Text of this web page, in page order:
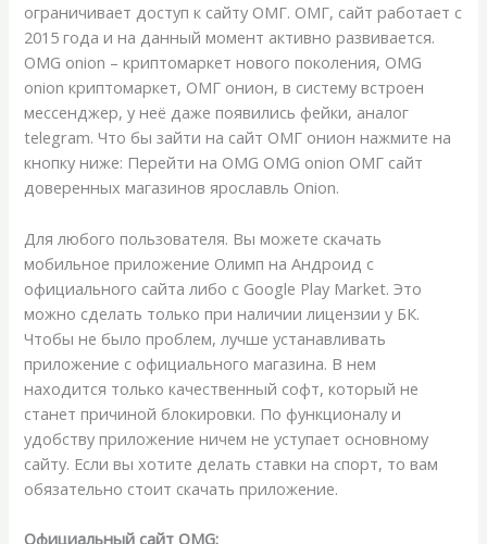
ограничивает доступ к сайту ОМГ. ОМГ, сайт работает с
2015 года и на данный момент активно развивается.
OMG onion – криптомаркет нового поколения, OMG
onion криптомаркет, ОМГ онион, в систему встроен
мессенджер, у неё даже появились фейки, аналог
telegram. Что бы зайти на сайт ОМГ онион нажмите на
кнопку ниже: Перейти на OMG OMG onion ОМГ сайт
доверенных магазинов ярославль Onion.
Для любого пользователя. Вы можете скачать
мобильное приложение Олимп на Андроид с
официального сайта либо с Google Play Market. Это
можно сделать только при наличии лицензии у БК.
Чтобы не было проблем, лучше устанавливать
приложение с официального магазина. В нем
находится только качественный софт, который не
станет причиной блокировки. По функционалу и
удобству приложение ничем не уступает основному
сайту. Если вы хотите делать ставки на спорт, то вам
обязательно стоит скачать приложение.
Официальный сайт OMG: